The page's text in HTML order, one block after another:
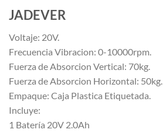
JADEVER
Voltaje: 20V.
Frecuencia Vibracion: 0-10000rpm.
Fuerza de Absorcion Vertical: 70kg.
Fuerza de Absorcion Horizontal: 50kg.
Empaque: Caja Plastica Etiquetada.
Incluye:
1 Batería 20V 2.0Ah